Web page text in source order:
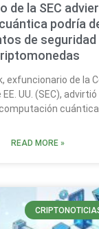
de la SEC
podría
de seguridad
exfuncionario de la
UU. (SEC),
READ MORE »